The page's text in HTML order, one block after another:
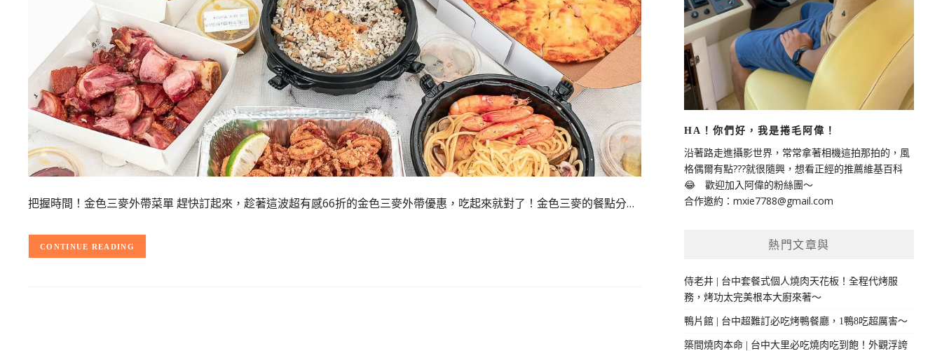
把握時間！金色三麥外帶菜單 趕快訂起來，趁著這波超有感66折的金色三麥外帶優惠，吃起來就對了！金色三麥的餐點分…
CONTINUE READING
HA！你們好，我是捲毛阿偉！
沿著路走進攝影世界，常常拿著相機這拍那拍的，風
格偶爾有點???就很隨興，想看正經的推薦維基百科
😂 歡迎加入阿偉的粉絲團～
合作邀約： mxie7788@gmail.com
熱門文章與
侍老井 | 台中套餐式個人燒肉天花板！全程代烤服
務，烤功太完美根本大廚來著～
鴨片館 | 台中超難訂必吃烤鴨餐廳，1鴨8吃超厲害～
築間燒肉本命 | 台中大里必吃燒肉吃到飽！外觀浮誇